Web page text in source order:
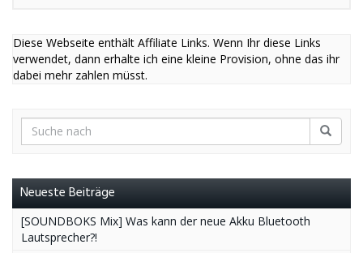
Diese Webseite enthält Affiliate Links. Wenn Ihr diese Links
verwendet, dann erhalte ich eine kleine Provision, ohne das ihr
dabei mehr zahlen müsst.
Neueste Beiträge
[SOUNDBOKS Mix] Was kann der neue Akku Bluetooth
Lautsprecher?!